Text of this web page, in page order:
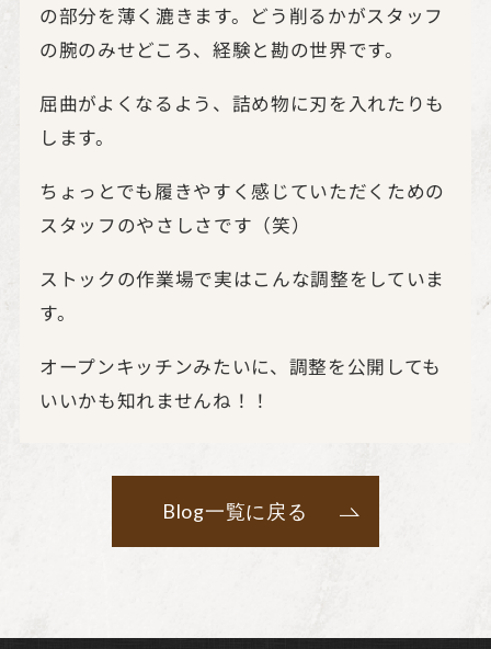
の部分を薄く漉きます。どう削るかがスタッフ
の腕のみせどころ、経験と勘の世界です。
屈曲がよくなるよう、詰め物に刃を入れたりも
します。
ちょっとでも履きやすく感じていただくための
スタッフのやさしさです（笑）
ストックの作業場で実はこんな調整をしていま
す。
オープンキッチンみたいに、調整を公開しても
いいかも知れませんね！！
Blog一覧に戻る